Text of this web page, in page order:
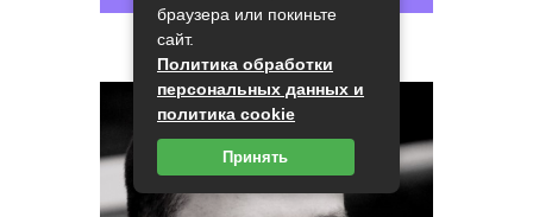
АВТОР БЛОГА
браузера или покиньте
сайт.
Политика обработки
персональных данных и
политика cookie
Принять